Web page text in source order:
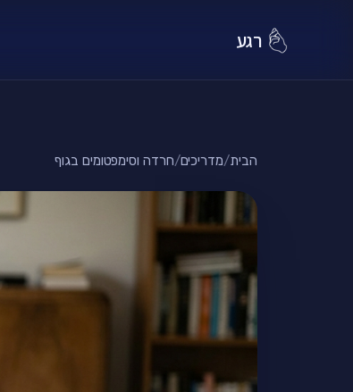
רגע
הבית/מדריכים/חרדה וסימפטומים בגוף